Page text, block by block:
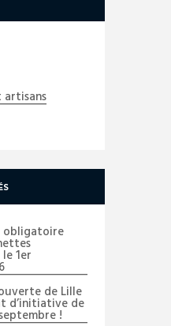
artisans
obligatoire
1er
de Lille
d’initiative de
!